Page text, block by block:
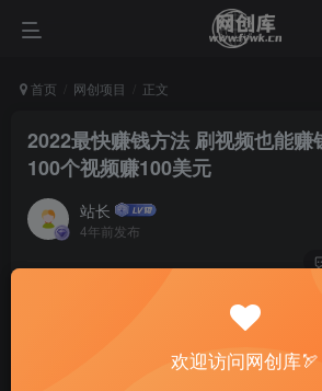
首页 网创项目 正文
2022最快赚钱方法 刷视频也能赚
100个视频赚100美元
站长
4年前发布
欢迎访问网创库🏹